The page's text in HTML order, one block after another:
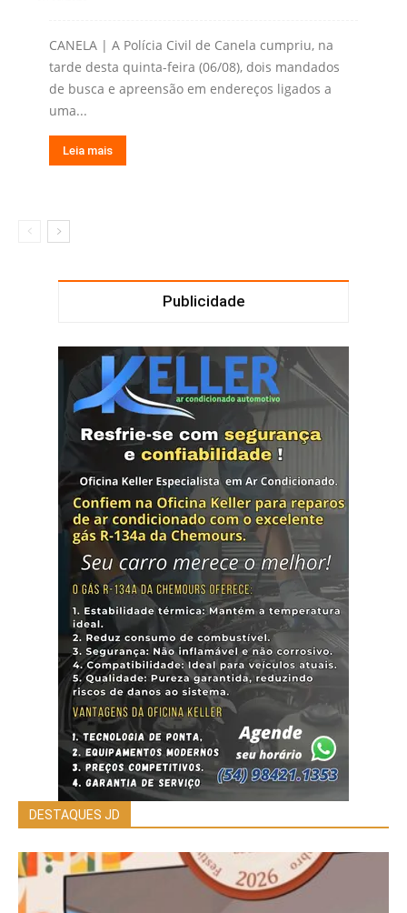
CANELA | A Polícia Civil de Canela cumpriu, na
tarde desta quinta-feira (06/08), dois mandados
de busca e apreensão em endereços ligados a
uma...
Leia mais
Publicidade
DESTAQUES JD